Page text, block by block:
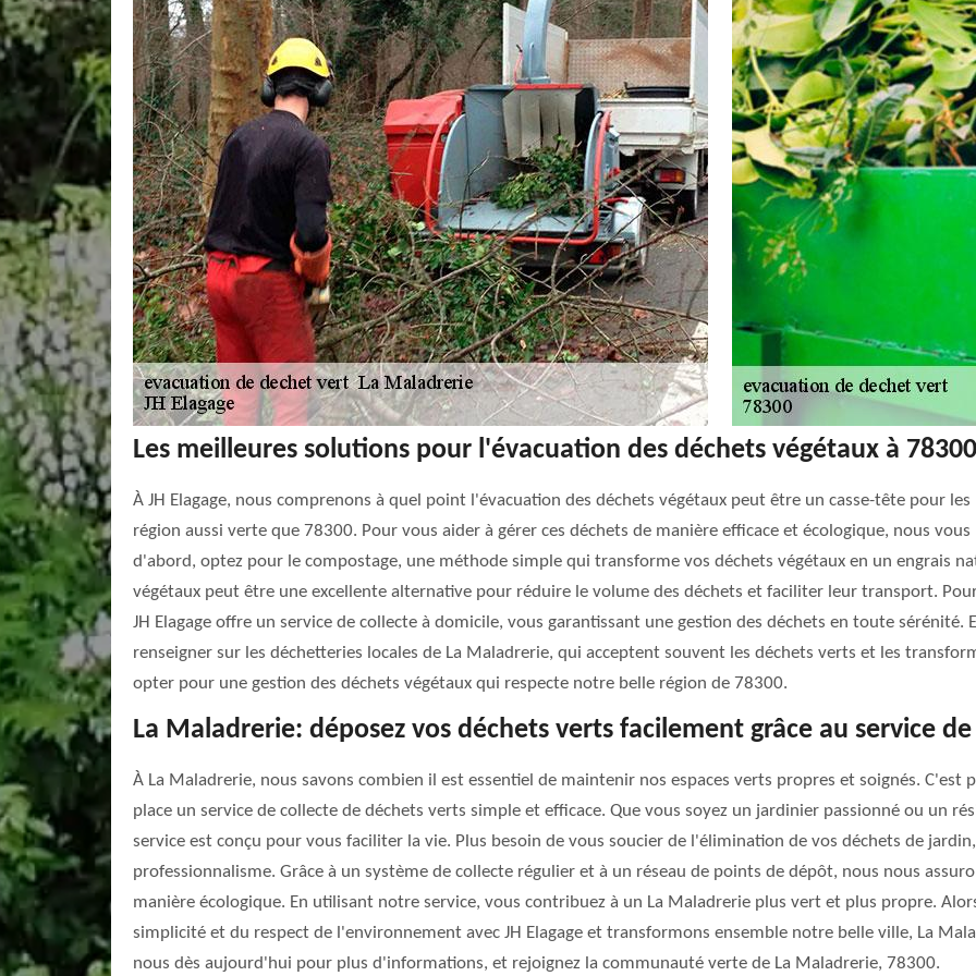
Les meilleures solutions pour l'évacuation des déchets végétaux à 78300
À JH Elagage, nous comprenons à quel point l'évacuation des déchets végétaux peut être un casse-tête pour
région aussi verte que 78300. Pour vous aider à gérer ces déchets de manière efficace et écologique, nous
d'abord, optez pour le compostage, une méthode simple qui transforme vos déchets végétaux en un engrais
végétaux peut être une excellente alternative pour réduire le volume des déchets et faciliter leur transport.
JH Elagage offre un service de collecte à domicile, vous garantissant une gestion des déchets en toute
renseigner sur les déchetteries locales de La Maladrerie, qui acceptent souvent les déchets verts et les
opter pour une gestion des déchets végétaux qui respecte notre belle région de 78300.
La Maladrerie: déposez vos déchets verts facilement grâce au service
À La Maladrerie, nous savons combien il est essentiel de maintenir nos espaces verts propres et soignés. C'est
place un service de collecte de déchets verts simple et efficace. Que vous soyez un jardinier passionné ou un
service est conçu pour vous faciliter la vie. Plus besoin de vous soucier de l'élimination de vos déchets de
professionnalisme. Grâce à un système de collecte régulier et à un réseau de points de dépôt, nous nous
manière écologique. En utilisant notre service, vous contribuez à un La Maladrerie plus vert et plus propre.
simplicité et du respect de l'environnement avec JH Elagage et transformons ensemble notre belle ville, La
nous dès aujourd'hui pour plus d'informations, et rejoignez la communauté verte de La Maladrerie, 78300.